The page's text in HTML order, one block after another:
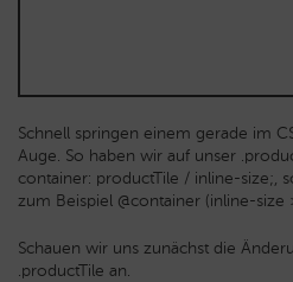
Schnell springen einem gerade im
Auge. So haben wir auf unser
container: productTile / inline-size;,
zum Beispiel @container (inline-size
Schauen wir uns zunächst die
.productTile an.